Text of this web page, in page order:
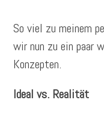
So viel zu meinem
wir nun zu ein paar
Konzepten.
Ideal vs. Realität